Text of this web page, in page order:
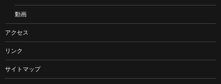
動画
アクセス
リンク
サイトマップ